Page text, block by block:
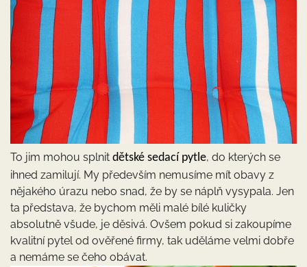
To jim mohou splnit dětské sedací pytle, do kterých se
ihned zamilují. My především nemusíme mít obavy z
nějakého úrazu nebo snad, že by se náplň vysypala. Jen
ta představa, že bychom měli malé bílé kuličky
absolutně všude, je děsivá. Ovšem pokud si zakoupíme
kvalitní pytel od ověřené firmy, tak uděláme velmi dobře
a nemáme se čeho obávat.